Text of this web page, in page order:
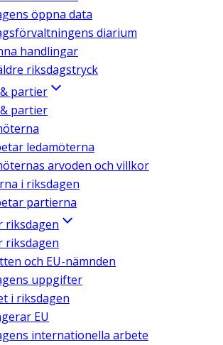
öppna data
diarium
handlingar
riksdagstryck
partier
partier
ledamöterna
arvoden och villkor
i riksdagen
partierna
riksdagen
riksdagen
och EU-nämnden
uppgifter
i riksdagen
EU
internationella arbete